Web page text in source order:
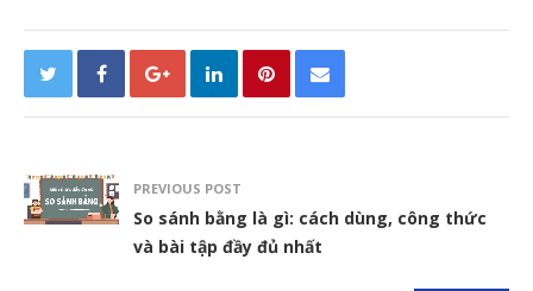
PREVIOUS POST
So sánh bằng là gì: cách dùng, công thức
và bài tập đầy đủ nhất